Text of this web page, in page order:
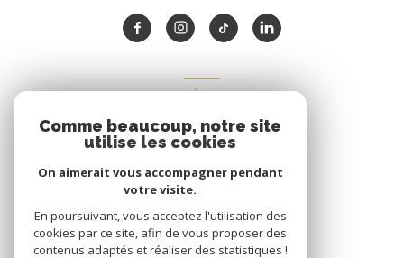
ADHÉRENTS
Nous adhérons
Comme beaucoup, notre site
utilise les cookies
On aimerait vous accompagner pendant
votre visite.
En poursuivant, vous acceptez l'utilisation des
cookies par ce site, afin de vous proposer des
contenus adaptés et réaliser des statistiques !